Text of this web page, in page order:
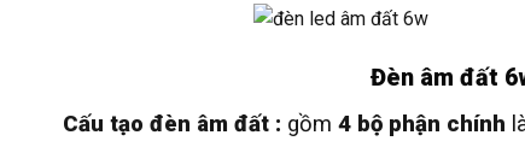
Đèn âm đất
Cấu tạo đèn âm đất : gồm 4 bộ phận chính